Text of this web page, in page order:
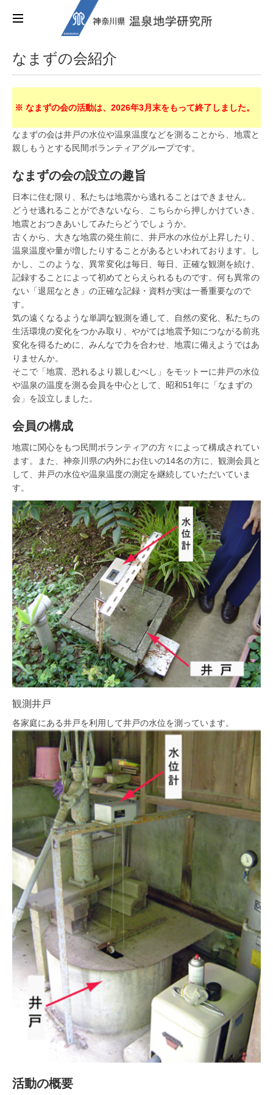
なまずの会紹介
※ なまずの会の活動は、2026年3月末をもって終了しました。
なまずの会は井戸の水位や温泉温度などを測ることから、地震と
親しもうとする民間ボランティアグループです。
なまずの会の設立の趣旨
日本に住む限り、私たちは地震から逃れることはできません。
どうせ逃れることができないなら、こちらから押しかけていき、
地震とおつきあいしてみたらどうでしょうか。
古くから、大きな地震の発生前に、井戸水の水位が上昇したり、
温泉温度や量が増したりすることがあるといわれております。し
かし、このような、異常変化は毎日、毎日、正確な観測を続け、
記録することによって初めてとらえられるものです。何も異常の
ない「退屈なとき」の正確な記録・資料が実は一番重要なので
す。
気の遠くなるような単調な観測を通して、自然の変化、私たちの
生活環境の変化をつかみ取り、やがては地震予知につながる前兆
変化を得るために、みんなで力を合わせ、地震に備えようではあ
りませんか。
そこで「地震、恐れるより親しむべし」をモットーに井戸の水位
や温泉の温度を測る会員を中心として、昭和51年に「なまずの
会」を設立しました。
会員の構成
地震に関心をもつ民間ボランティアの方々によって構成されてい
ます。また、神奈川県の内外にお住いの14名の方に、観測会員と
して、井戸の水位や温泉温度の測定を継続していただいていま
す。
観測井戸
各家庭にある井戸を利用して井戸の水位を測っています。
活動の概要